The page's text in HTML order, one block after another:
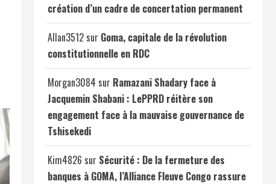
création d’un cadre de concertation permanent
Allan3512 sur Goma, capitale de la révolution
constitutionnelle en RDC
Morgan3084 sur Ramazani Shadary face à
Jacquemin Shabani : LePPRD réitère son
engagement face à la mauvaise gouvernance de
Tshisekedi
Kim4826 sur Sécurité : De la fermeture des
banques à GOMA, l’Alliance Fleuve Congo rassure